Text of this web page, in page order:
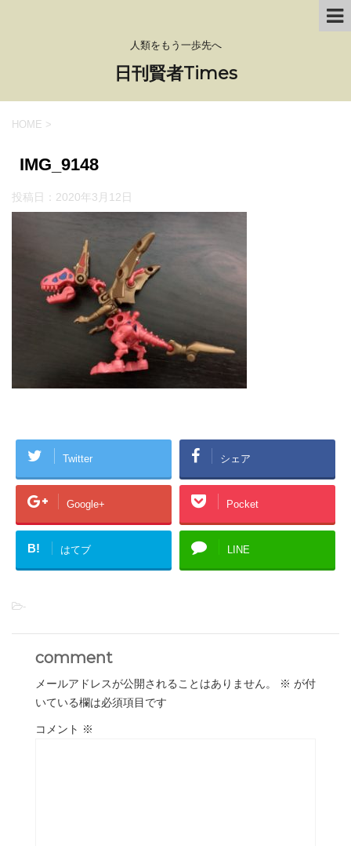
人類をもう一歩先へ
日刊賢者Times
HOME >
IMG_9148
投稿日： 2020年3月12日
Twitter シェア
Google+ Pocket
B! はてブ LINE
-
comment
メールアドレスが公開されることはありません。 ※ が付
いている欄は必須項目です
コメント ※